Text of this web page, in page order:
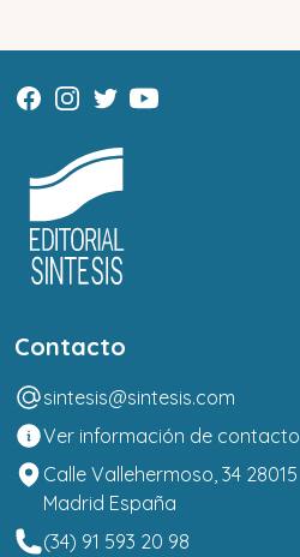
Contacto
sintesis@sintesis.com
Ver información de contacto
Calle Vallehermoso, 34 28015
Madrid España
(34) 91 593 20 98